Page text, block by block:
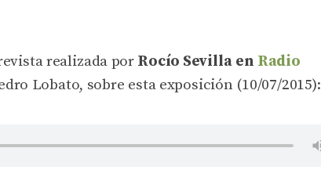
realizada por Rocío Sevilla en Radio
Lobato, sobre esta exposición (10/07/2015):